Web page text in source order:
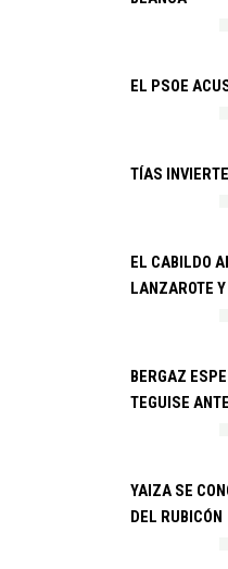
EL PSOE
TÍAS
EL CABILDO
LANZAROTE
BERGAZ
TEGUISE
YAIZA SE
DEL RUBICÓN